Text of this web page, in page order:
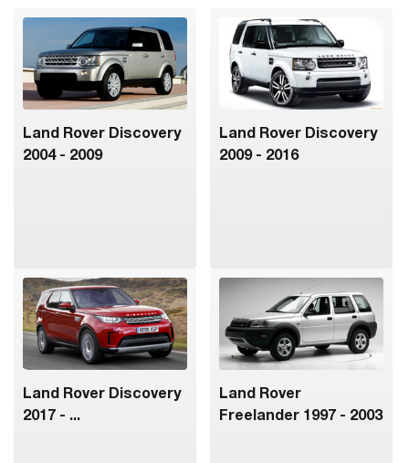
Land Rover Discovery
2004 - 2009
Land Rover Discovery
2009 - 2016
Land Rover Discovery
2017 - ...
Land Rover
Freelander 1997 - 2003